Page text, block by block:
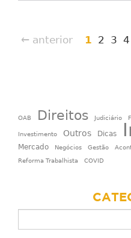
← anterior 1 2 3 4
OAB Direitos Judiciário
Investimento Outros Dicas
Mercado Negócios Gestão
Reforma Trabalhista
COVID